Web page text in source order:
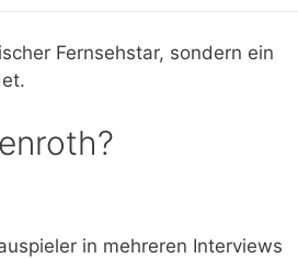
Fernsehstar, sondern ein
in mehreren Interviews